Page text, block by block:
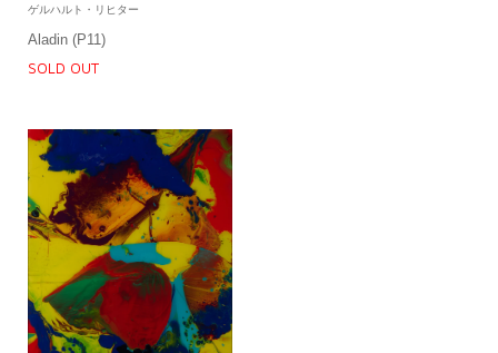
ゲルハルト・リヒター
Aladin (P11)
SOLD OUT